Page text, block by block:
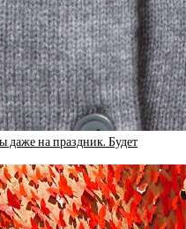
даже на праздник. Будет